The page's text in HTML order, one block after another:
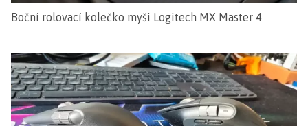
Boční rolovací kolečko myši Logitech MX Master 4